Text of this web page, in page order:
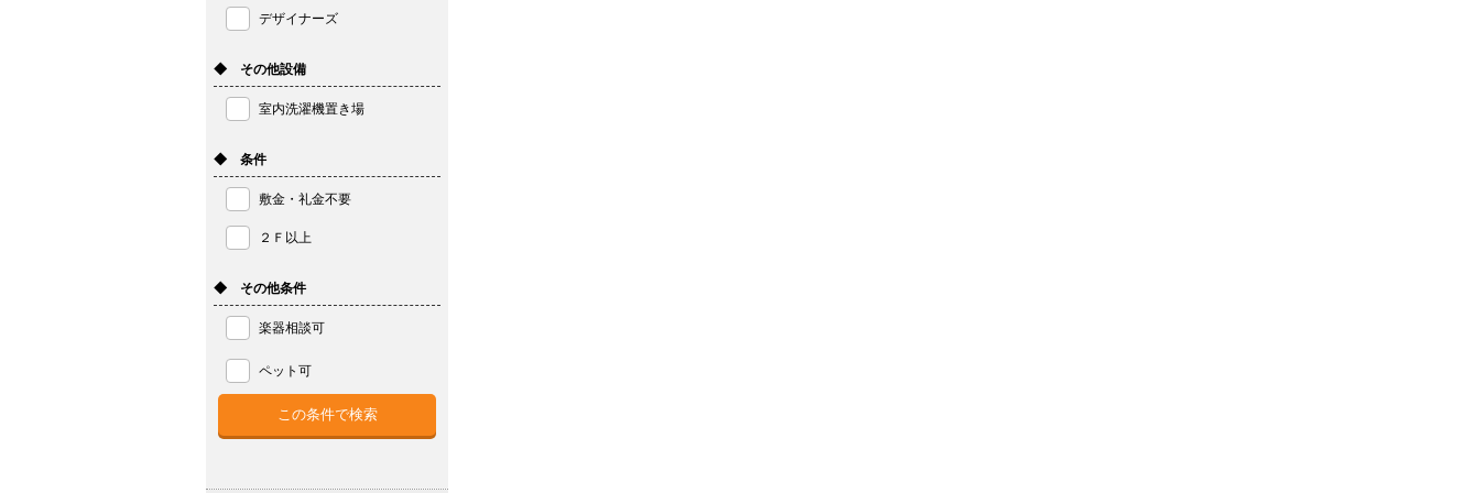
デザイナーズ
◆ その他設備
室内洗濯機置き場
◆ 条件
敷金・礼金不要
２Ｆ以上
◆ その他条件
楽器相談可
ペット可